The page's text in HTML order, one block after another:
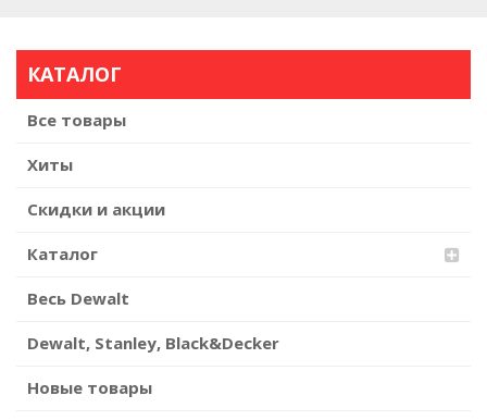
КАТАЛОГ
Все товары
Хиты
Скидки и акции
Каталог
Весь Dewalt
Dewalt, Stanley, Black&Decker
Новые товары